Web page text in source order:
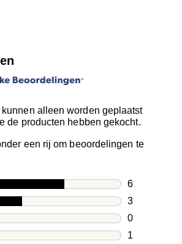
alleen worden geplaatst
de producten hebben gekocht.
een rij om beoordelingen te
6
6
3
3
0
0
1